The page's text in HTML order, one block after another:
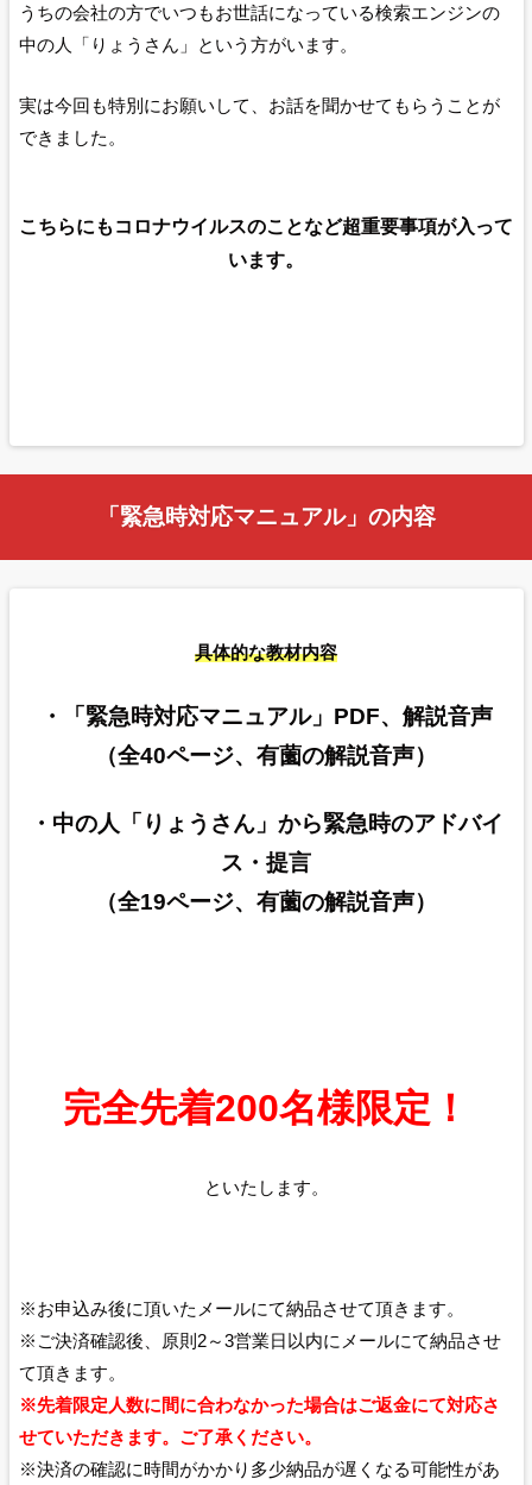
うちの会社の方でいつもお世話になっている検索エンジンの
中の人「りょうさん」という方がいます。
実は今回も特別にお願いして、お話を聞かせてもらうことが
できました。
こちらにもコロナウイルスのことなど超重要事項が入って
います。
「緊急時対応マニュアル」の内容
具体的な教材内容
・「緊急時対応マニュアル」PDF、解説音声
（全40ページ、有薗の解説音声）
・中の人「 りょうさん」から緊急時のアドバイ
ス・提言
（全19ページ、 有薗の解説音声）
完全先着200名様限定！
といたします。
※お申込み後に頂いたメールにて納品させて頂きます。
※ご決済確認後、原則2～3営業日以内にメールにて納品させ
て頂きます。
※先着限定人数に間に合わなかった場合はご返金にて対応さ
せていただきます。ご了承ください。
※決済の確認に時間がかかり多少納品が遅くなる可能性があ